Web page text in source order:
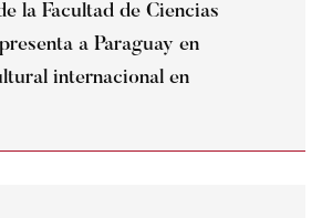
la Facultad de Ciencias
a Paraguay en
internacional en